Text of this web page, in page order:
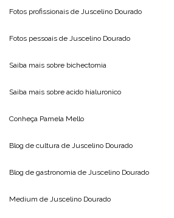
Fotos profissionais de Juscelino Dourado
Fotos pessoais de Juscelino Dourado
Saiba mais sobre bichectomia
Saiba mais sobre acido hialuronico
Conheça Pamela Mello
Blog de cultura de Juscelino Dourado
Blog de gastronomia de Juscelino Dourado
Medium de Juscelino Dourado